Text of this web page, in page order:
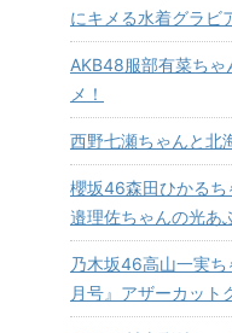
にキメる水着グラビ
AKB48服部有菜ちゃ
メ！
西野七瀬ちゃんと北
櫻坂46森田ひかる
邉理佐ちゃんの光あ
乃木坂46高山一実
月号』アザーカット